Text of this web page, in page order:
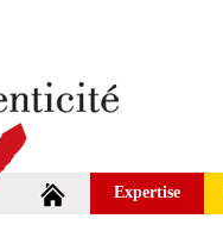
Expertise